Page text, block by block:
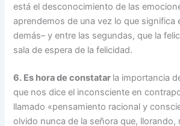
está el desconocimiento de las
aprendemos de una vez lo que significa
demás– y entre las segundas, que la
sala de espera de la felicidad.
6. Es hora de constatar la importancia
que nos dice el inconsciente en
llamado «pensamiento racional y
olvido nunca de la señora que, llorando,